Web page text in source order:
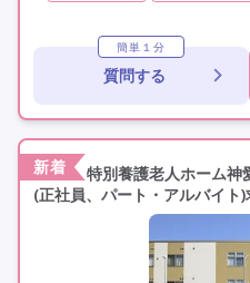
残業月20時間以内
残業ほぼ
社会保険完備
交通費支給
車
簡単１分
質問する
新着
特別養護老人ホーム神
(正社員、パート・アルバイト